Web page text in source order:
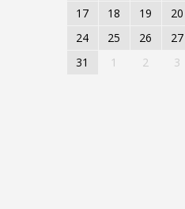
17
18 19 20
24
25 26 27
31
1 2 3